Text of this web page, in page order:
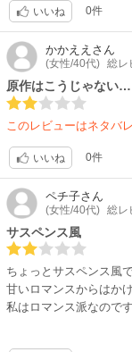
いいね 0件
かかええ さん
(女性/40代) 総レ
原作はこうじゃない…
このレビューはネタバ
いいね 0件
ペチ子さん
(女性/40代) 総レ
サスペンス風
ちょっとサスペンス風で
甘いロマンスからはか
私はロマンス派なので